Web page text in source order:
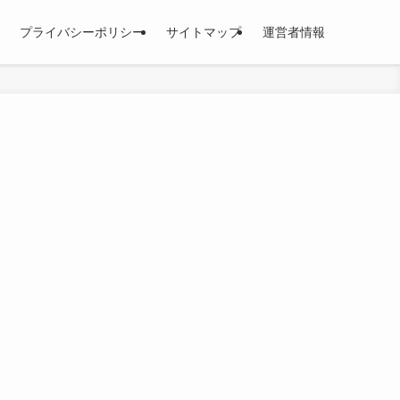
プライバシーポリシー サイトマップ 運営者情報